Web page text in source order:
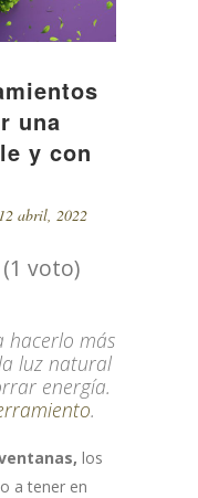
una
y con
12 abril, 2022
voto)
hacerlo más
luz natural
energía.
.
los
a tener en